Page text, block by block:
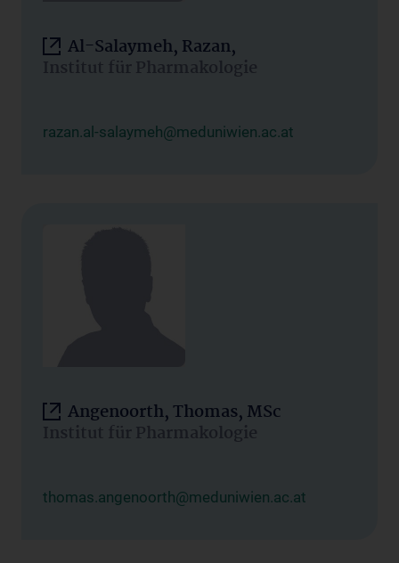
Al-Salaymeh, Razan,
Institut für Pharmakologie
razan.al-salaymeh@meduniwien.ac.at
Angenoorth, Thomas, MSc
Institut für Pharmakologie
thomas.angenoorth@meduniwien.ac.at